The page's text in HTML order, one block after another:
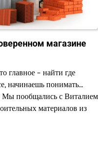
магазине
главное – найти где
начинаешь понимать…
Мы пообщались с Виталием
материалов из